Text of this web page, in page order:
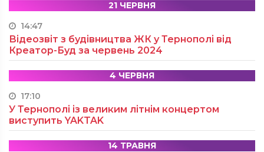
21 ЧЕРВНЯ
14:47
Відеозвіт з будівництва ЖК у Тернополі від
Креатор-Буд за червень 2024
4 ЧЕРВНЯ
17:10
У Тернополі із великим літнім концертом
виступить YAKTAK
14 ТРАВНЯ